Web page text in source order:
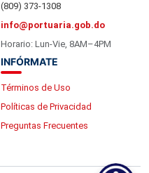
(809) 373-1308
info@portuaria.gob.do
Horario: Lun-Vie, 8AM–4PM
INFÓRMATE
Términos de Uso
Políticas de Privacidad
Preguntas Frecuentes